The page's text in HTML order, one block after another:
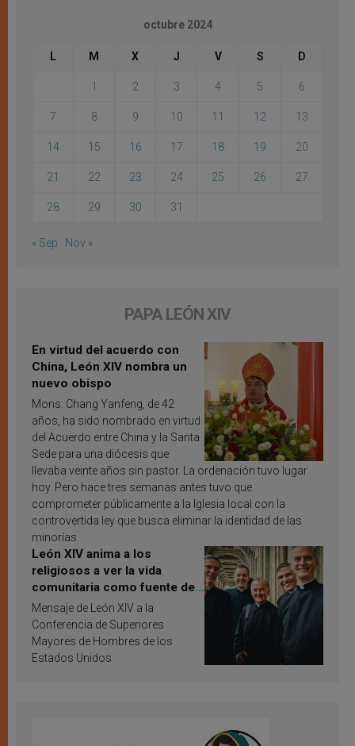
octubre 2024
L M X J V S D
1 2 3 4 5 6
7 8 9 10 11 12 13
14 15 16 17 18 19 20
21 22 23 24 25 26 27
28 29 30 31
« Sep Nov »
PAPA LEÓN XIV
En virtud del acuerdo con
China, León XIV nombra un
nuevo obispo
Mons. Chang Yanfeng, de 42
años, ha sido nombrado en virtud
del Acuerdo entre China y la Santa
Sede para una diócesis que
llevaba veinte años sin pastor. La ordenación tuvo lugar
hoy. Pero hace tres semanas antes tuvo que
comprometer públicamente a la Iglesia local con la
controvertida ley que busca eliminar la identidad de las
minorías.
León XIV anima a los
religiosos a ver la vida
comunitaria como fuente de
inspiración y santificación
Mensaje de León XIV a la
Conferencia de Superiores
Mayores de Hombres de los
Estados Unidos